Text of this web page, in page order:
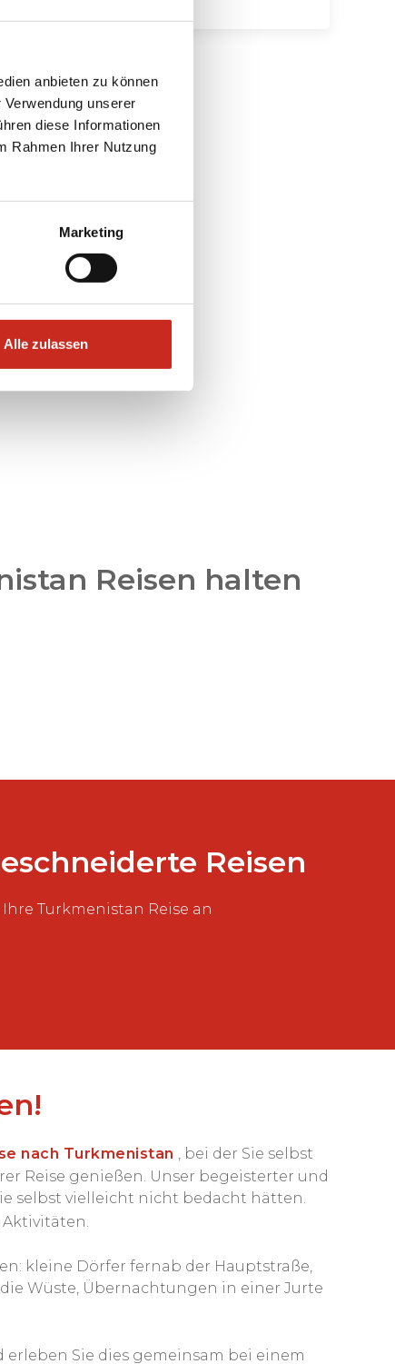
anbieten zu können
unserer
diese Informationen
Rahmen Ihrer Nutzung
Marketing
Alle zulassen
Reisen halten
Reisen
Turkmenistan Reise an
nach Turkmenistan , bei der Sie selbst
Reise genießen. Unser begeisterter und
selbst vielleicht nicht bedacht hätten.
kleine Dörfer fernab der Hauptstraße,
Wüste, Übernachtungen in einer Jurte
Sie dies gemeinsam bei einem